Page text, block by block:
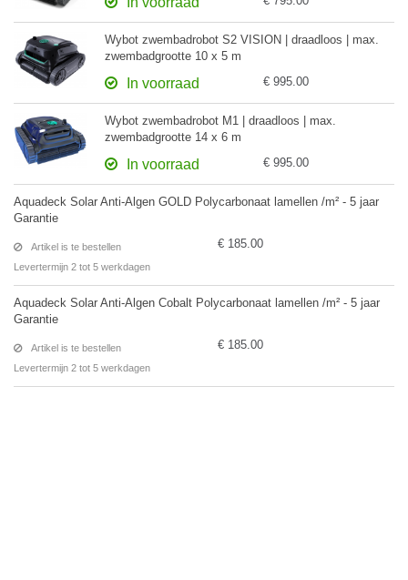
Wybot zwembadrobot S2 VISION | draadloos | max.
zwembadgrootte 10 x 5 m
In voorraad € 995.00
Wybot zwembadrobot M1 | draadloos | max.
zwembadgrootte 14 x 6 m
In voorraad € 995.00
Aquadeck Solar Anti-Algen GOLD Polycarbonaat lamellen /m² - 5 jaar
Garantie
Artikel is te bestellen
Levertermijn 2 tot 5 werkdagen
€ 185.00
Aquadeck Solar Anti-Algen Cobalt Polycarbonaat lamellen /m² - 5 jaar
Garantie
Artikel is te bestellen
Levertermijn 2 tot 5 werkdagen
€ 185.00